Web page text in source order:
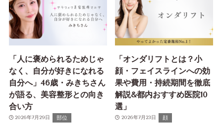
「人に褒められるためじゃ
なく、自分が好きになれる
自分へ」46歳・みきちさん
が語る、美容整形との向き
合い方
2026年7月29日 部位
「オンダリフトとは？小
顔・フェイスラインへの効
果や費用・持続期間を徹底
解説&都内おすすめ医院10
選」
2026年7月23日 顔